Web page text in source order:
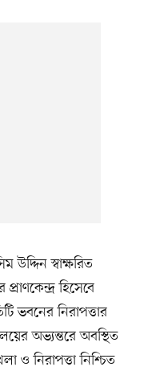
উদ্দিন স্বাক্ষরিত
হিসেবে
ভবনের নিরাপত্তার
অভ্যন্তরে অবস্থিত
ও নিরাপত্তা নিশ্চিত